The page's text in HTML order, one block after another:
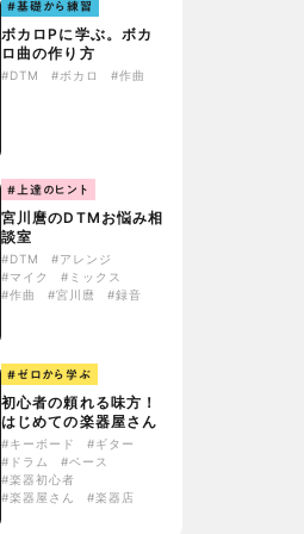
#基礎から練習
ボカロPに学ぶ。ボカ
ロ曲の作り方
#DTM #ボカロ #作曲
#上達のヒント
宮川麿のDTMお悩み相
談室
#DTM
#アレンジ
#マイク
#ミックス
#作曲
#宮川麿 #録音
#ゼロから学ぶ
初心者の頼れる味方！
はじめての楽器屋さん
#キーボード
#ギター
#ドラム
#ベース
#楽器初心者
#楽器屋さん
#楽器店